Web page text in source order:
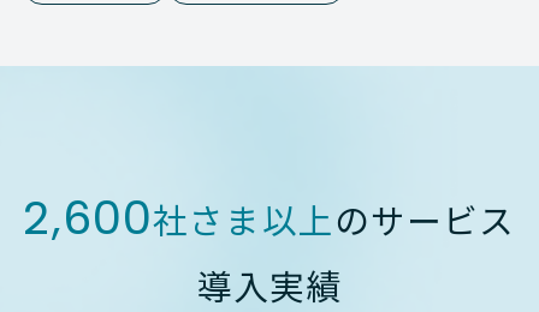
2,600社さま以上のサービス
導入実績